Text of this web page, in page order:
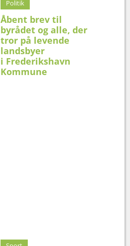
Politik
Åbent brev til
byrådet og alle, der
tror på levende
landsbyer
i Frederikshavn
Kommune